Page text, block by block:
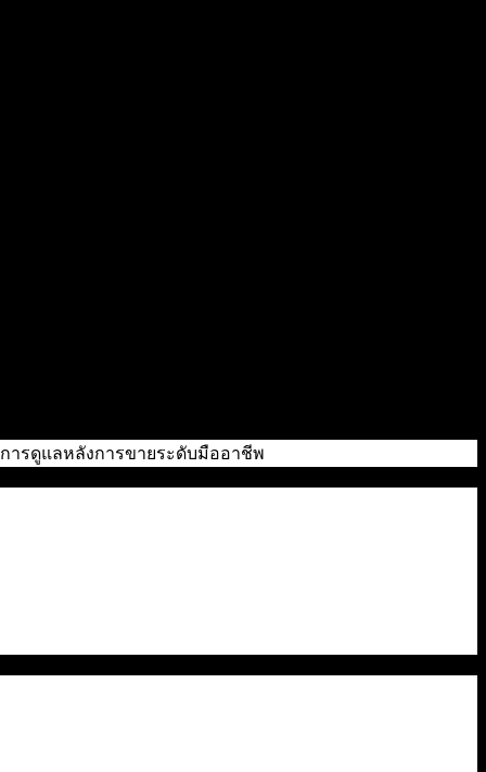
การดูแลหลังการขายระดับมืออาชีพ